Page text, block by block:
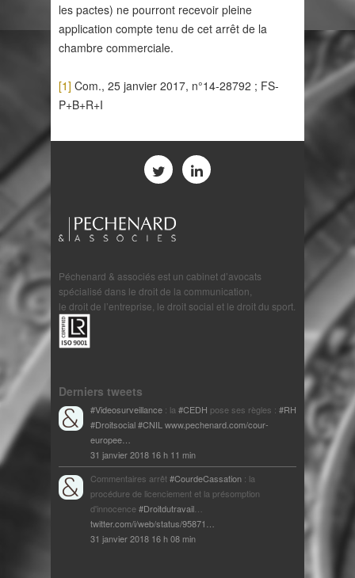
les pactes) ne pourront recevoir pleine
application compte tenu de cet arrêt de la
chambre commerciale.
[1] Com., 25 janvier 2017, n°14-28792 ; FS-
P+B+R+I
Péchenard & associés est un cabinet d’avocats
spécialisé dans le droit de la communication,
le droit de l’entreprise, le droit social et le droit du sport.
Derniers tweets
#Videosurveillance : la#CEDH pose ses règles : #RH
#Droitsocial#CNILwww.pechenard.com/cour-
europee…
31 janvier 2018 16 h 11 min
Commentaires arrêt#CourdeCassation : la
procédure de licenciement et la présomption
d'innocence#Droitdutravail…
twitter.com/i/web/status/95871…
31 janvier 2018 16 h 08 min